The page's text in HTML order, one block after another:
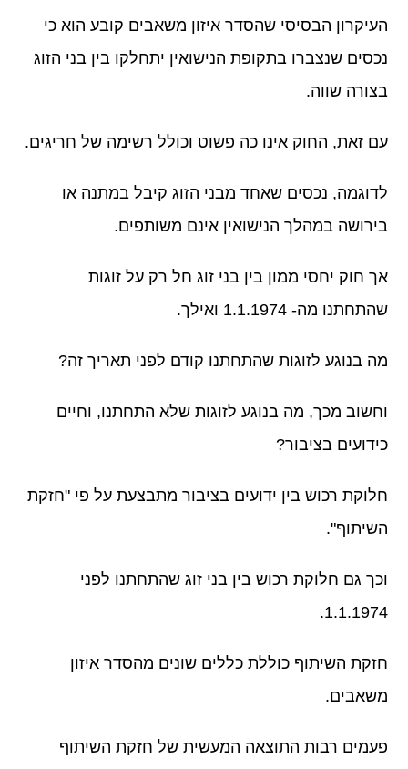
העיקרון הבסיסי שהסדר איזון משאבים קובע הוא כי
נכסים שנצברו בתקופת הנישואין יתחלקו בין בני הזוג
בצורה שווה.
עם זאת, החוק אינו כה פשוט וכולל רשימה של חריגים.
לדוגמה, נכסים שאחד מבני הזוג קיבל במתנה או
בירושה במהלך הנישואין אינם משותפים.
אך חוק יחסי ממון בין בני זוג חל רק על זוגות
שהתחתנו מה- 1.1.1974 ואילך.
מה בנוגע לזוגות שהתחתנו קודם לפני תאריך זה?
וחשוב מכך, מה בנוגע לזוגות שלא התחתנו, וחיים
כידועים בציבור?
חלוקת רכוש בין ידועים בציבור מתבצעת על פי "חזקת
השיתוף".
וכך גם חלוקת רכוש בין בני זוג שהתחתנו לפני
1.1.1974.
חזקת השיתוף כוללת כללים שונים מהסדר איזון
משאבים.
פעמים רבות התוצאה המעשית של חזקת השיתוף